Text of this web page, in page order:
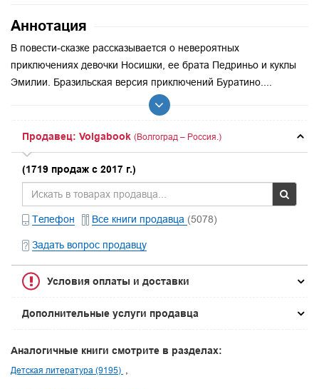
Аннотация
В повести-сказке рассказывается о невероятных
приключениях девочки Носишки, ее брата Педриньо и куклы
Эмилии. Бразильская версия приключений Буратино....
Продавец: Volgabook (Волгоград – Россия.)
(1719 продаж с 2017 г.)
Телефон Все книги продавца (5078)
Задать вопрос продавцу
Условия оплаты и доставки
Дополнительные услуги продавца
Аналогичные книги смотрите в разделах:
Детская литература (9195)